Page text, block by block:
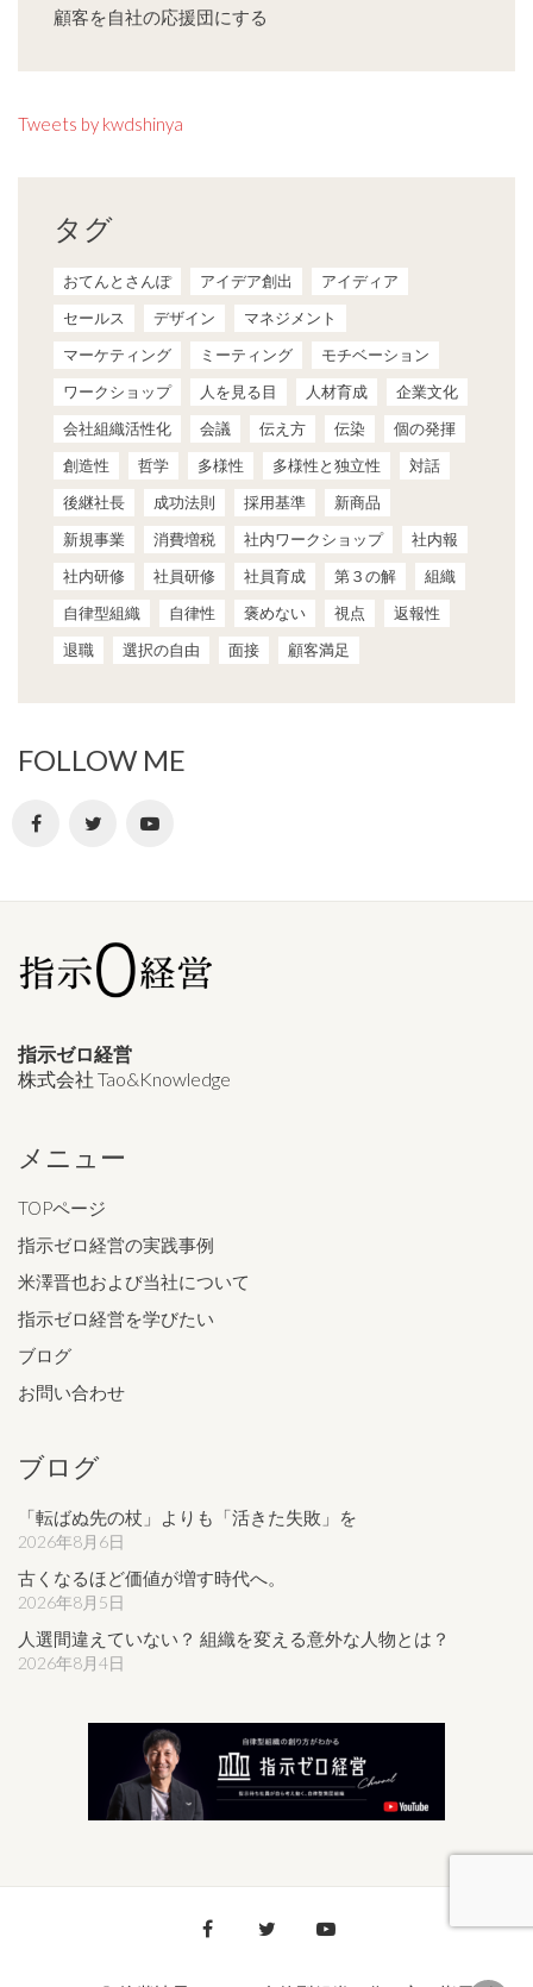
顧客を自社の応援団にする
Tweets by kwdshinya
タグ
おてんとさんぽ アイデア創出
アイディア
セールス
デザイン
マネジメント
マーケティング
ミーティング
モチベーション
ワークショップ
人を見る目 人材育成
企業文化
会社組織活性化
会議 伝え方 伝染
個の発揮
創造性
哲学 多様性 多様性と独立性
対話
後継社長
成功法則 採用基準
新商品
新規事業
消費増税 社内ワークショップ
社内報
社内研修
社員研修 社員育成 第３の解
組織
自律型組織
自律性 褒めない 視点
返報性
退職
選択の自由 面接 顧客満足
FOLLOW ME
指示ゼロ経営
株式会社 Tao&Knowledge
メニュー
TOPページ
指示ゼロ経営の実践事例
米澤晋也および当社について
指示ゼロ経営を学びたい
ブログ
お問い合わせ
ブログ
「転ばぬ先の杖」よりも「活きた失敗」を
2026年8月6日
古くなるほど価値が増す時代へ。
2026年8月5日
人選間違えていない？ 組織を変える意外な人物とは？
2026年8月4日